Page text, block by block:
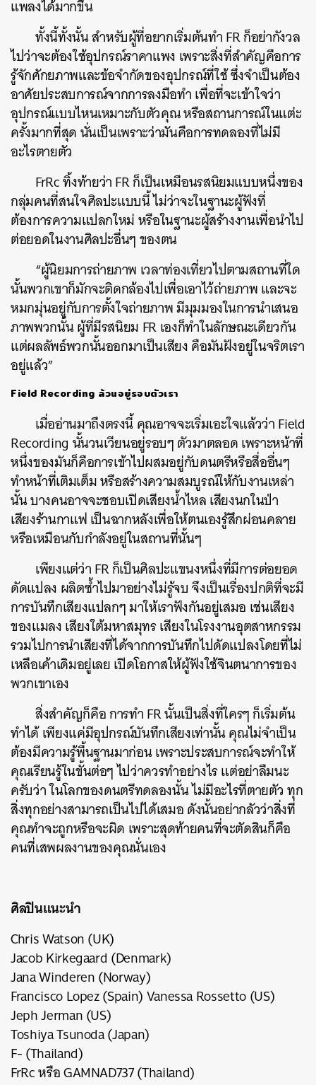
แพลงได้มากขึ้น
ทั้งนี้ทั้งนั้น สำหรับผู้ที่อยากเริ่มต้นทำ FR ก็อย่ากังวล
ไปว่าจะต้องใช้อุปกรณ์ราคาแพง เพราะสิ่งที่สำคัญคือการ
รู้จักศักยภาพและข้อจำกัดของอุปกรณ์ที่ใช้ ซึ่งจำเป็นต้อง
อาศัยประสบการณ์จากการลงมือทำ เพื่อที่จะเข้าใจว่า
อุปกรณ์แบบไหนเหมาะกับตัวคุณ หรือสถานการณ์ในแต่ะ
ครั้งมากที่สุด นั่นเป็นเพราะว่ามันคือการทดลองที่ไม่มี
อะไรตายตัว
FrRc ทิ้งท้ายว่า FR ก็เป็นเหมือนรสนิยมแบบหนึ่งของ
กลุ่มคนที่สนใจศิลปะแบบนี้ ไม่ว่าจะในฐานะผู้ฟังที่
ต้องการความแปลกใหม่ หรือในฐานะผู้สร้างงานเพื่อนำไป
ต่อยอดในงานศิลปะอื่นๆ ของตน
“ผู้นิยมการถ่ายภาพ เวลาท่องเที่ยวไปตามสถานที่ใด
นั้นพวกเขาก็มักจะติดกล้องไปเพื่อเอาไว้ถ่ายภาพ และจะ
หมกมุ่นอยู่กับการตั้งใจถ่ายภาพ มีมุมมองในการนำเสนอ
ภาพพวกนั้น ผู้ที่มีรสนิยม FR เองก็ทำในลักษณะเดียวกัน
แต่ผลลัพธ์พวกนั้นออกมาเป็นเสียง คือมันฝังอยู่ในจริตเรา
อยู่แล้ว”
Field Recording ล้วนอยู่รอบตัวเรา
เมื่ออ่านมาถึงตรงนี้ คุณอาจจะเริ่มเอะใจแล้วว่า Field
Recording นั้นวนเวียนอยู่รอบๆ ตัวมาตลอด เพราะหน้าที่
หนึ่งของมันก็คือการเข้าไปผสมอยู่กับดนตรีหรือสื่ออื่นๆ
ทำหน้าที่เติมเต็ม หรือสร้างความสมบูรณ์ให้กับงานเหล่า
นั้น บางคนอาจจะชอบเปิดเสียงน้ำไหล เสียงนกในป่า
เสียงร้านกาแฟ เป็นฉากหลังเพื่อให้ตนเองรู้สึกผ่อนคลาย
หรือเหมือนกับกำลังอยู่ในสถานที่นั้นๆ
เพียงแต่ว่า FR ก็เป็นศิลปะแขนงหนึ่งที่มีการต่อยอด
ดัดแปลง ผลิตซ้ำไปมาอย่างไม่รู้จบ จึงเป็นเรื่องปกติที่จะมี
การบันทึกเสียงแปลกๆ มาให้เราฟังกันอยู่เสมอ เช่นเสียง
ของแมลง เสียงใต้มหาสมุทร เสียงในโรงงานอุตสาหกรรม
รวมไปการนำเสียงที่ได้จากการบันทึกไปดัดแปลงโดยที่ไม่
เหลือเค้าเดิมอยู่เลย เปิดโอกาสให้ผู้ฟังใช้จินตนาการของ
พวกเขาเอง
สิ่งสำคัญก็คือ การทำ FR นั้นเป็นสิ่งที่ใครๆ ก็เริ่มต้น
ทำได้ เพียงแค่มีอุปกรณ์บันทึกเสียงเท่านั้น คุณไม่จำเป็น
ต้องมีความรู้พื้นฐานมาก่อน เพราะประสบการณ์จะทำให้
คุณเรียนรู้ในขั้นต่อๆ ไปว่าควรทำอย่างไร แต่อย่าลืมนะ
ครับว่า ในโลกของดนตรีทดลองนั้น ไม่มีอะไรที่ตายตัว ทุก
สิ่งทุกอย่างสามารถเป็นไปได้เสมอ ดังนั้นอย่ากลัวว่าสิ่งที่
คุณทำจะถูกหรือจะผิด เพราะสุดท้ายคนที่จะตัดสินก็คือ
คนที่เสพผลงานของคุณนั่นเอง
ศิลปินแนะนำ
Chris Watson (UK)
Jacob Kirkegaard (Denmark)
Jana Winderen (Norway)
Francisco Lopez (Spain) Vanessa Rossetto (US)
Jeph Jerman (US)
Toshiya Tsunoda (Japan)
F- (Thailand)
FrRc หรือ GAMNAD737 (Thailand)